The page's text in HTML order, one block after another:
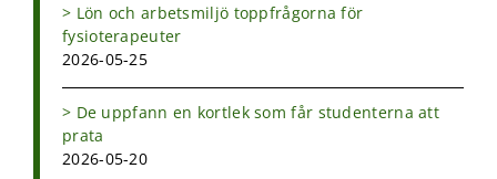
Lön och arbetsmiljö toppfrågorna för
fysioterapeuter
2026-05-25
De uppfann en kortlek som får studenterna att
prata
2026-05-20